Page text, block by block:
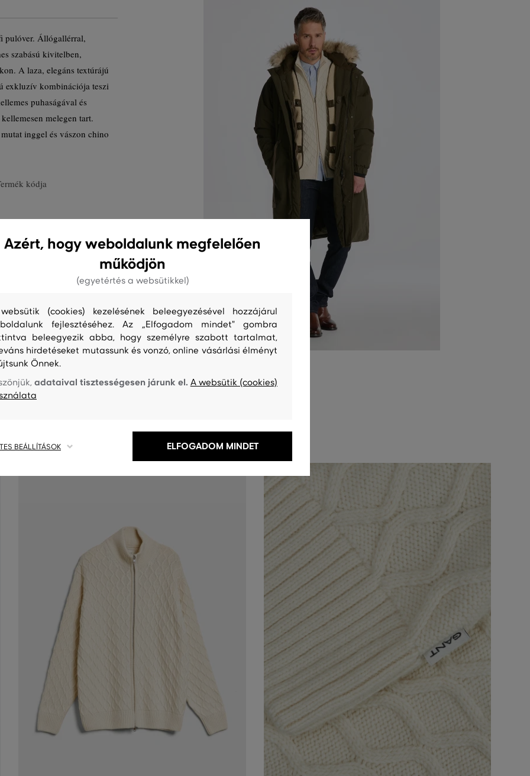
pulóver. Állógallérral,
szabású kivitelben,
A laza, elegáns textúrájú
exkluzív kombinációja teszi
puhaságával és
melegen tart.
inggel és vászon chino
kódja
TISZTÍTÁS
Azért, hogy weboldalunk megfelelően
működjön
(egyetértés a websütikkel)
(cookies) kezelésének beleegyezésével hozzájárul
fejlesztéséhez. Az „Elfogadom mindet" gombra
beleegyezik abba, hogy személyre szabott tartalmat,
hirdetéseket mutassunk és vonzó, online vásárlási élményt
Önnek.
adataival tisztességesen járunk el. A websütik (cookies)
BEÁLLÍTÁSOK ELFOGADOM MINDET